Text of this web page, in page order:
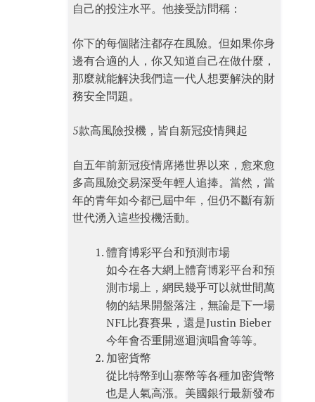
自己的投注水平。他接受訪問稱：
你下的每個賭注都存在風險。但如果你身
邊有合適的人，你又知道自己在做什麼，
那麼就能解決我們這一代人想要解決的財
務安全問題。
5款高風險投機，皆自新冠疫情興起
自五年前新冠疫情席捲世界以來，愈來愈
多高風險交易深受年輕人追捧。當然，當
年的青年如今都已屆中年，但仍不斷有新
世代湧入這些投機活動。
體育博彩平台和預測市場
如今在各大網上體育博彩平台和預
測市場上，網民幾乎可以就世間萬
物的結果開盤落注，無論是下一場
NFL比賽賽果，還是Justin Bieber
今年會否重開巡迴演唱會等等。
加密貨幣
從比特幣到山寨幣等各種加密貨幣
也是人氣高漲。美國銀行最新發布